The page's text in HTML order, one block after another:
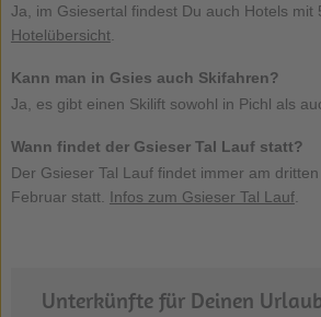
Ja, im Gsiesertal findest Du auch Hotels mit
Hotelübersicht.
Kann man in Gsies auch Skifahren?
Ja, es gibt einen Skilift sowohl in Pichl als
Wann findet der Gsieser Tal Lauf statt?
Der Gsieser Tal Lauf findet immer am
Februar statt. Infos zum Gsieser Tal Lauf.
Unterkünfte für Deinen